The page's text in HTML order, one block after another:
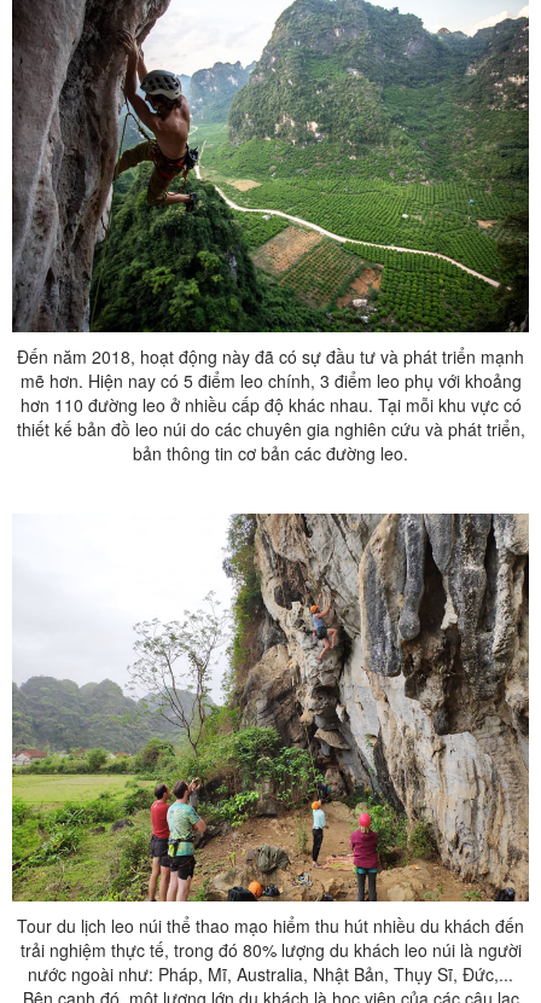
Đến năm 2018, hoạt động này đã có sự đầu tư và phát triển mạnh
mẽ hơn. Hiện nay có 5 điểm leo chính, 3 điểm leo phụ với khoảng
hơn 110 đường leo ở nhiều cấp độ khác nhau. Tại mỗi khu vực có
thiết kế bản đồ leo núi do các chuyên gia nghiên cứu và phát triển,
bản thông tin cơ bản các đường leo.
Tour du lịch leo núi thể thao mạo hiểm thu hút nhiều du khách đến
trải nghiệm thực tế, trong đó 80% lượng du khách leo núi là người
nước ngoài như: Pháp, Mĩ, Australia, Nhật Bản, Thụy Sĩ, Đức,...
Bên cạnh đó, một lượng lớn du khách là học viên của các câu lạc